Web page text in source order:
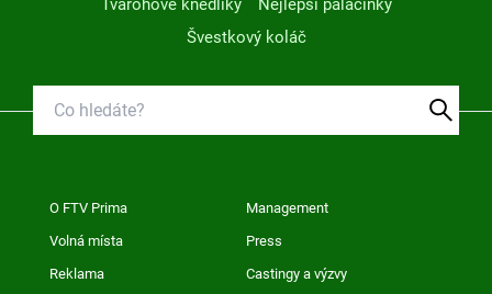
Tvarohové knedlíky
Nejlepší palačinky
Švestkový koláč
O FTV Prima Management
Volná místa Press
Reklama Castingy a výzvy